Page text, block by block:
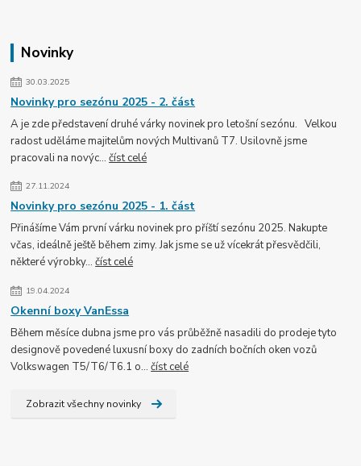
Novinky
30.03.2025
Novinky pro sezónu 2025 - 2. část
A je zde představení druhé várky novinek pro letošní sezónu. Velkou
radost uděláme majitelům nových Multivanů T7. Usilovně jsme
pracovali na novýc...číst celé
27.11.2024
Novinky pro sezónu 2025 - 1. část
Přinášíme Vám první várku novinek pro příští sezónu 2025. Nakupte
včas, ideálně ještě během zimy. Jak jsme se už vícekrát přesvědčili,
některé výrobky...číst celé
19.04.2024
Okenní boxy VanEssa
Během měsíce dubna jsme pro vás průběžně nasadili do prodeje tyto
designově povedené luxusní boxy do zadních bočních oken vozů
Volkswagen T5/T6/T6.1 o...číst celé
Zobrazit všechny novinky